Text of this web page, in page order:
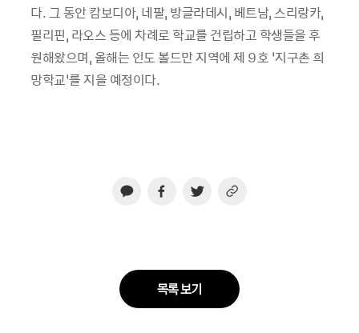
다. 그 동안 캄보디아, 네팔, 방글라데시, 베트남, 스리랑카,
필리핀, 라오스 등에 차례로 학교를 건립하고 학생들을 후
원해왔으며, 올해는 인도 볼드만 지역에 제 9호 ‘지구촌 희
망학교’를 지을 예정이다.
목록 보기